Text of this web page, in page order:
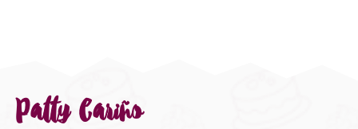
Patty Cariño